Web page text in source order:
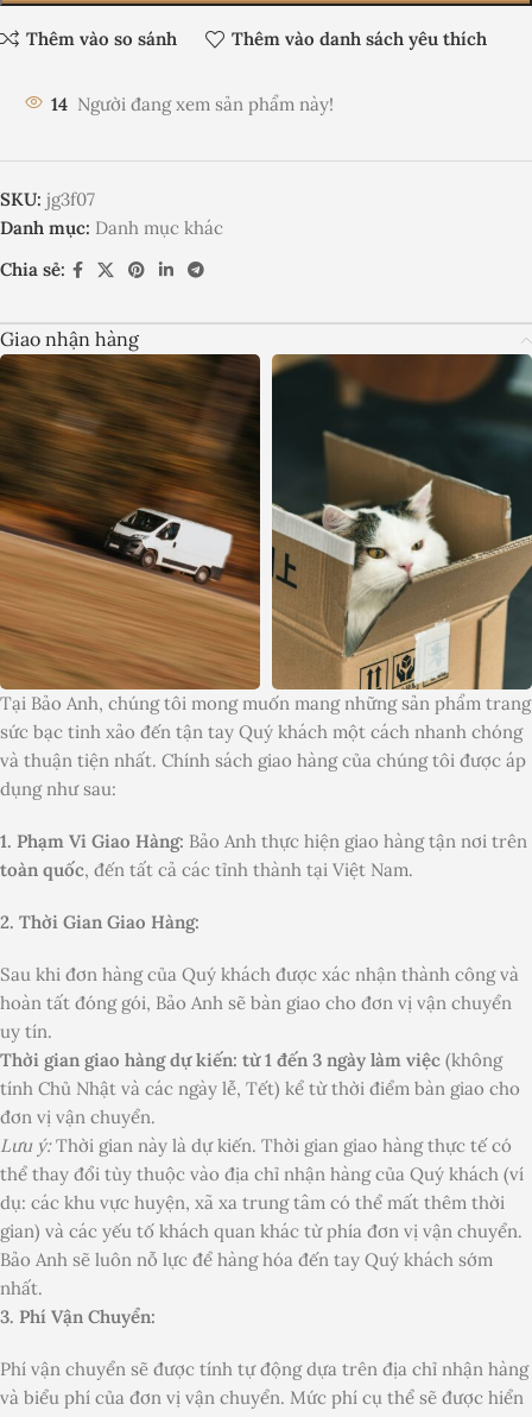
Thêm vào so sánh Thêm vào danh sách yêu thích
14 Người đang xem sản phẩm này!
SKU: jg3f07
Danh mục: Danh mục khác
Chia sẻ:
Giao nhận hàng
Tại Bảo Anh, chúng tôi mong muốn mang những sản phẩm trang
sức bạc tinh xảo đến tận tay Quý khách một cách nhanh chóng
và thuận tiện nhất. Chính sách giao hàng của chúng tôi được áp
dụng như sau:
1. Phạm Vi Giao Hàng: Bảo Anh thực hiện giao hàng tận nơi trên
toàn quốc, đến tất cả các tỉnh thành tại Việt Nam.
2. Thời Gian Giao Hàng:
Sau khi đơn hàng của Quý khách được xác nhận thành công và
hoàn tất đóng gói, Bảo Anh sẽ bàn giao cho đơn vị vận chuyển
uy tín.
Thời gian giao hàng dự kiến: từ 1 đến 3 ngày làm việc (không
tính Chủ Nhật và các ngày lễ, Tết) kể từ thời điểm bàn giao cho
đơn vị vận chuyển.
Lưu ý:Thời gian này là dự kiến. Thời gian giao hàng thực tế có
thể thay đổi tùy thuộc vào địa chỉ nhận hàng của Quý khách (ví
dụ: các khu vực huyện, xã xa trung tâm có thể mất thêm thời
gian) và các yếu tố khách quan khác từ phía đơn vị vận chuyển.
Bảo Anh sẽ luôn nỗ lực để hàng hóa đến tay Quý khách sớm
nhất.
3. Phí Vận Chuyển:
Phí vận chuyển sẽ được tính tự động dựa trên địa chỉ nhận hàng
và biểu phí của đơn vị vận chuyển. Mức phí cụ thể sẽ được hiển